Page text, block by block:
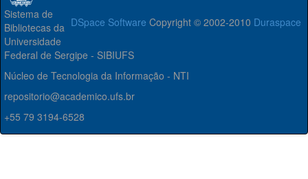
DSpace Software Copyright © 2002-2010 Duraspace
Sistema de
Bibliotecas da
Universidade
Federal de Sergipe - SIBIUFS
Núcleo de Tecnologia da Informação - NTI
repositorio@academico.ufs.br
+55 79 3194-6528